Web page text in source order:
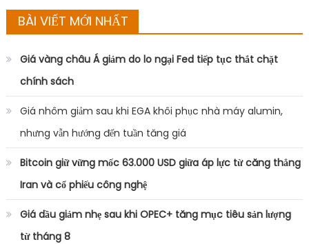
BÀI VIẾT MỚI NHẤT
Giá vàng châu Á giảm do lo ngại Fed tiếp tục thắt chặt
chính sách
Giá nhôm giảm sau khi EGA khôi phục nhà máy alumin,
nhưng vẫn hướng đến tuần tăng giá
Bitcoin giữ vững mốc 63.000 USD giữa áp lực từ căng thẳng
Iran và cổ phiếu công nghệ
Giá dầu giảm nhẹ sau khi OPEC+ tăng mục tiêu sản lượng
từ tháng 8